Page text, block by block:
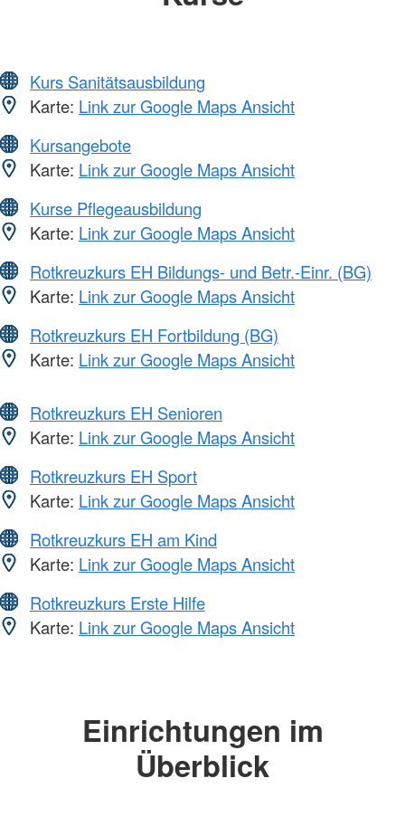
Kurs Sanitätsausbildung
Karte: Link zur Google Maps Ansicht
Kursangebote
Karte: Link zur Google Maps Ansicht
Kurse Pflegeausbildung
Karte: Link zur Google Maps Ansicht
Rotkreuzkurs EH Bildungs- und Betr.-Einr. (BG)
Karte: Link zur Google Maps Ansicht
Rotkreuzkurs EH Fortbildung (BG)
Karte: Link zur Google Maps Ansicht
Rotkreuzkurs EH Senioren
Karte: Link zur Google Maps Ansicht
Rotkreuzkurs EH Sport
Karte: Link zur Google Maps Ansicht
Rotkreuzkurs EH am Kind
Karte: Link zur Google Maps Ansicht
Rotkreuzkurs Erste Hilfe
Karte: Link zur Google Maps Ansicht
Einrichtungen im
Überblick